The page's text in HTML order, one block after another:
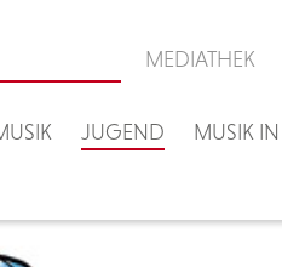
JUGEND MUSIK
MEDIATHEK